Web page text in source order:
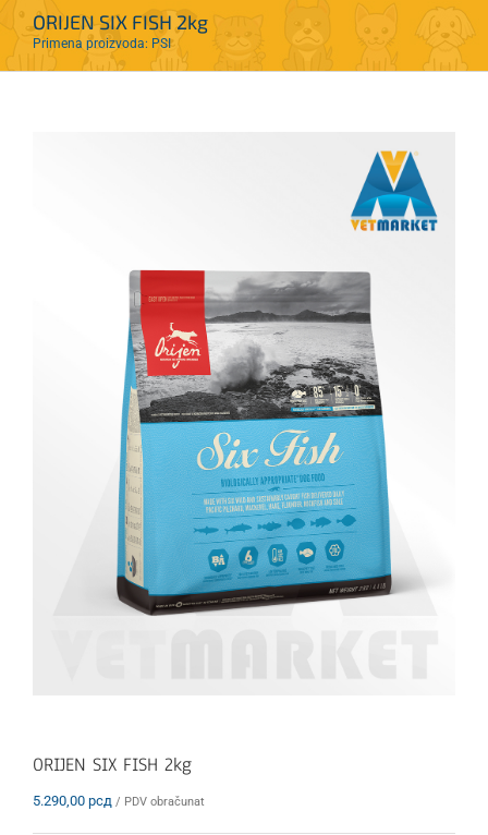
ORIJEN SIX FISH 2kg
Primena proizvoda: PSI
ORIJEN SIX FISH 2kg
5.290,00 рсд / PDV obračunat